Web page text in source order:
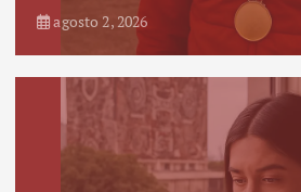
agosto 2, 2026